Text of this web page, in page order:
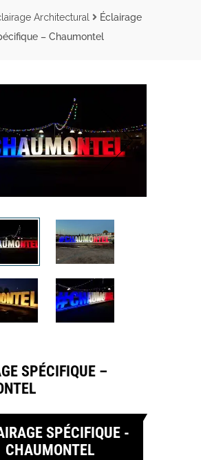
Architectural
Éclairage
– Chaumontel
SPÉCIFIQUE –
SPÉCIFIQUE -
CHAUMONTEL